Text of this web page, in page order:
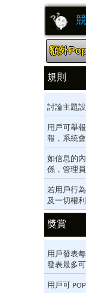
額外
規則
討論主題
用戶可舉
報，系統
如信息的
係，管理
若用戶行
及一切權
獎賞
用戶發表
發表最多可
用戶可